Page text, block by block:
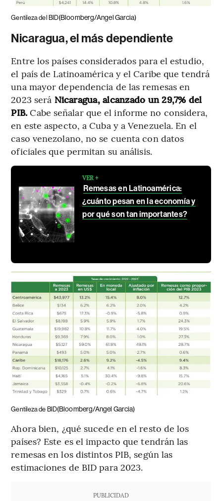
Gentileza del BID(Bloomberg/Angel Garcia)
Nicaragua, el más dependiente
Entre los países considerados para el estudio,
el país de Latinoamérica y el Caribe que tendrá
una mayor dependencia de las remesas en
2023 será Nicaragua, alcanzado un 29,7% del
PIB. Cabe señalar que el informe no considera,
en este aspecto, a Cuba y a Venezuela. En el
caso venezolano, no se cuenta con datos
oficiales que permitan su análisis.
VER +
Remesas en Latinoamérica:
¿cuánto pesan en la economía y
por qué son tan importantes?
Gentileza de BID(Bloomberg/Angel Garcia)
Ahora bien, ¿qué sucede en el resto de los
países? Este es el impacto que tendrán las
remesas en los distintos PIB, según las
estimaciones de BID para 2023.
PUBLICIDAD